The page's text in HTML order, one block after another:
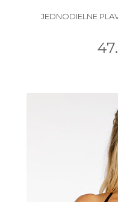
JEDNODIELNE